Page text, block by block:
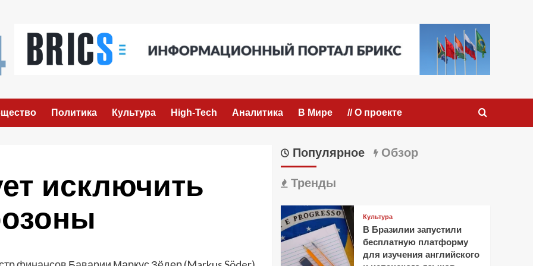
Политика Культура High-Tech Аналитика В Мире // О проекте
исключить
Популярное Обзор
Тренды
Культура
В Бразилии запустили
бесплатную платформу
для изучения английского